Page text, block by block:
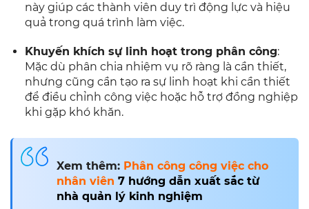
này giúp các thành viên duy trì động lực và hiệu
quả trong quá trình làm việc.
Khuyến khích sự linh hoạt trong phân công:
Mặc dù phân chia nhiệm vụ rõ ràng là cần thiết,
nhưng cũng cần tạo ra sự linh hoạt khi cần thiết
để điều chỉnh công việc hoặc hỗ trợ đồng nghiệp
khi gặp khó khăn.
Xem thêm: Phân công công việc cho
nhân viên 7 hướng dẫn xuất sắc từ
nhà quản lý kinh nghiệm